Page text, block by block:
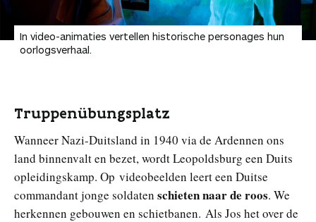
In video-animaties vertellen historische personages hun
oorlogsverhaal.
Truppenübungsplatz
Wanneer Nazi-Duitsland in 1940 via de Ardennen ons
land binnenvalt en bezet, wordt Leopoldsburg een Duits
opleidingskamp. Op videobeelden leert een Duitse
commandant jonge soldaten schieten naar de roos. We
herkennen gebouwen en schietbanen. Als Jos het over de